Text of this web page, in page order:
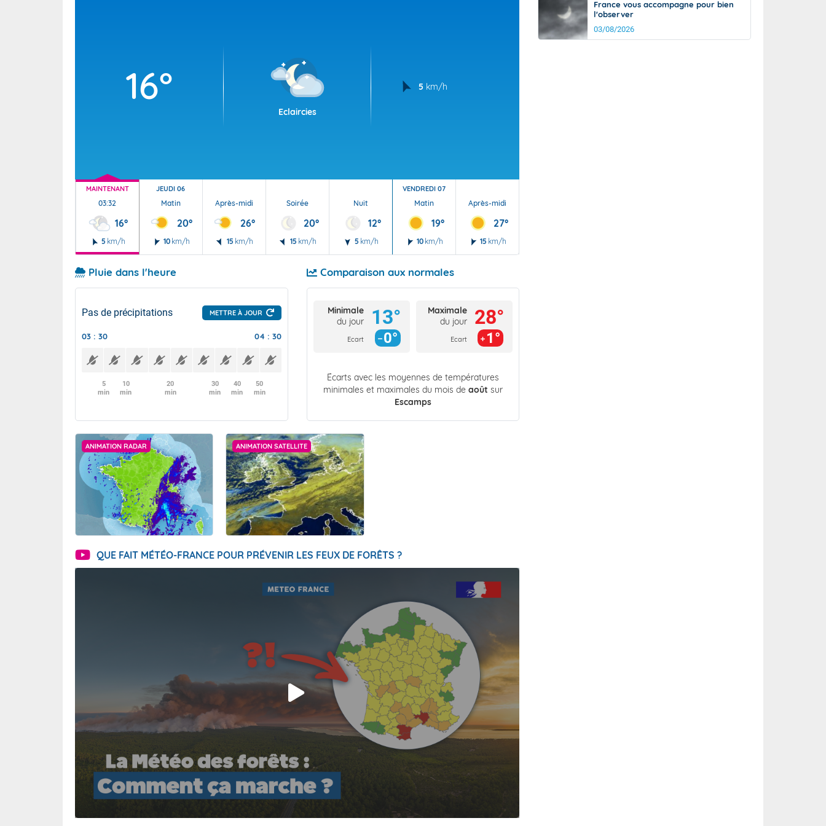
16°
Eclaircies
5 km/h
MAINTENANT
03:32
16°
5 km/h
JEUDI 06
Matin
20°
10 km/h
Après-midi
26°
15 km/h
Soirée
20°
15 km/h
Nuit
12°
5 km/h
VENDREDI 07
Matin
19°
10 km/h
Après-midi
27°
15 km/h
Pluie dans l'heure
Pas de précipitations METTRE À JOUR
03 : 30 04 : 30
5
min
10
min
20
min
30
min
40
min
50
min
Comparaison aux normales
Minimale
du jour
Ecart
13°
0°
Maximale
du jour
Ecart
28°
1°
Écarts avec les moyennes de températures
minimales et maximales du mois de août sur
Escamps
ANIMATION RADAR ANIMATION SATELLITE
QUE FAIT MÉTÉO-FRANCE POUR PRÉVENIR LES FEUX DE FORÊTS ?
France vous accompagne pour bien
l'observer
03/08/2026